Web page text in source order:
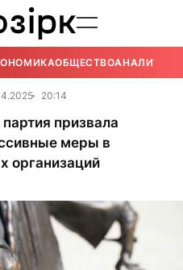
ОБЩЕСТВОАНАЛИТИКА
20:14
призвала
меры в
организаций